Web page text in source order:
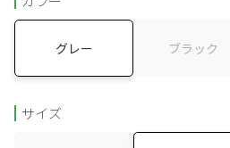
グレー ブラック
サイズ